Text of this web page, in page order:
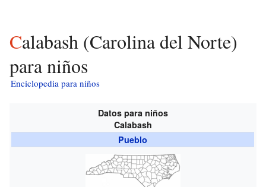
Calabash (Carolina del Norte)
para niños
Enciclopedia para niños
Datos para niños
Calabash
Pueblo